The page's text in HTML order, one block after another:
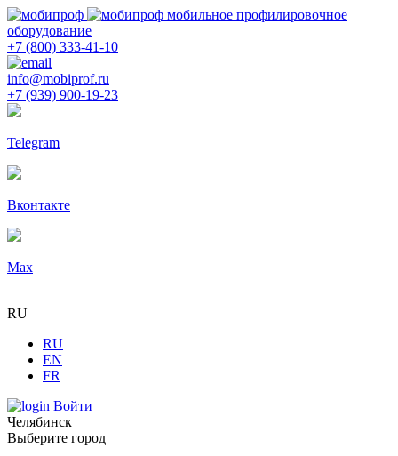
мобильное профилировочное
оборудование
+7 (800) 333-41-10
info@mobiprof.ru
+7 (939) 900-19-23
Telegram
Вконтакте
Max
RU
RU
EN
FR
Войти
Челябинск
Выберите город